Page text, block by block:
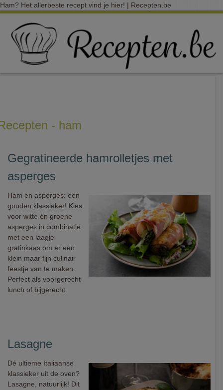
Ham? Het allerbeste recept vind je hier! | Recepten.be
- ham
Gegratineerde hamrolletjes met
asperges
Ham en asperges: een
gouden klassieker! Kies
voor witte én groene
asperges in combinatie
met een laagje
gratinkaas om er een
klein maar fijn culinair
feestje van te maken.
Perfect als voorgerecht
lunch of bijgerecht.
Lasagne
Dé ultieme Italiaanse
klassieker uit de oven?
Lasagne, natuurlijk! Dit